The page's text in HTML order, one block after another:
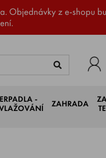
Objednávky z e-shopu
-
ZAHRADA